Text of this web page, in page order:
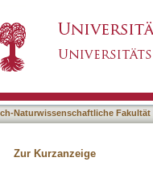
Naturwissenschaftliche Fakultät
Zur Kurzanzeige